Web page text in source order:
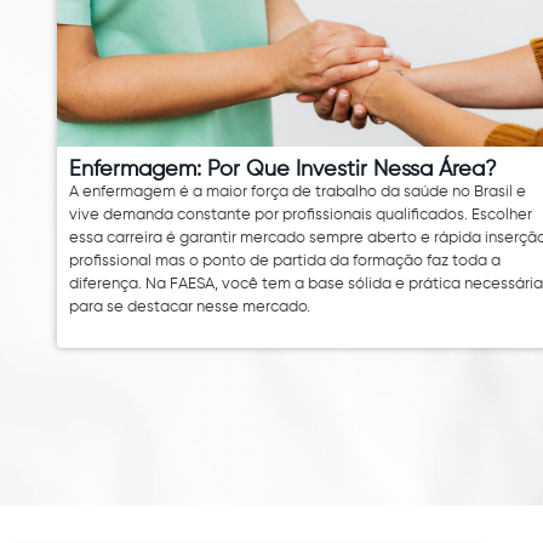
Enfermagem: Por Que Investir Nessa Área?
A enfermagem é a maior força de trabalho da saúde no Brasil e
vive demanda constante por profissionais qualificados. Escolher
essa carreira é garantir mercado sempre aberto e rápida
profissional mas o ponto de partida da formação faz toda a
diferença. Na FAESA, você tem a base sólida e prática necessária
para se destacar nesse mercado.